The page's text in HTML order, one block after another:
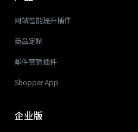
网站性能提升插件
商品定制
邮件营销插件
Shopper App
企业版